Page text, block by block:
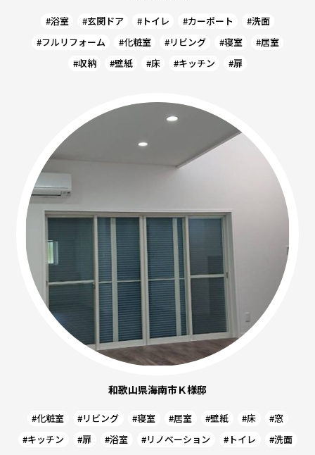
#浴室 #玄関ドア #トイレ #カーポート
#洗面
#フルリフォーム
#化粧室 #リビング #寝室
#居室
#収納
#壁紙 #床 #キッチン #扉
和歌山県海南市Ｋ様邸
#化粧室 #リビング #寝室 #居室 #壁紙 #床
#窓
#キッチン
#扉 #浴室 #リノベーション #トイレ #洗面